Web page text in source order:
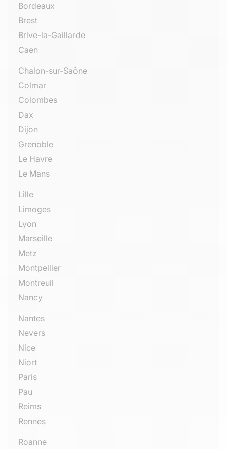
Bordeaux
Brest
Brive-la-Gaillarde
Caen
Chalon-sur-Saône
Colmar
Colombes
Dax
Dijon
Grenoble
Le Havre
Le Mans
Lille
Limoges
Lyon
Marseille
Metz
Montpellier
Montreuil
Nancy
Nantes
Nevers
Nice
Niort
Paris
Pau
Reims
Rennes
Roanne